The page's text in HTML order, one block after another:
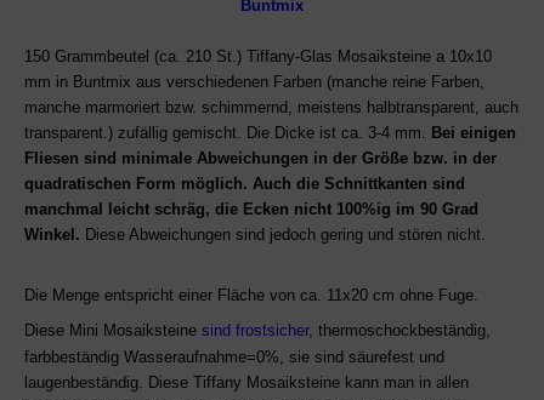
Buntmix
150 Grammbeutel (ca. 210 St.) Tiffany-Glas Mosaiksteine a 10x10
mm in Buntmix aus verschiedenen Farben (manche reine Farben,
manche marmoriert bzw. schimmernd, meistens halbtransparent, auch
transparent.) zufällig gemischt. Die Dicke ist ca. 3-4 mm. Bei einigen
Fliesen sind minimale Abweichungen in der Größe bzw. in der
quadratischen Form möglich. Auch die Schnittkanten sind
manchmal leicht schräg, die Ecken nicht 100%ig im 90 Grad
Winkel. Diese Abweichungen sind jedoch gering und stören nicht.
Die Menge entspricht einer Fläche von ca. 11x20 cm ohne Fuge.
Diese Mini Mosaiksteine sind frostsicher, thermoschockbeständig,
farbbeständig Wasseraufnahme=0%, sie sind säurefest und
laugenbeständig. Diese Tiffany Mosaiksteine kann man in allen